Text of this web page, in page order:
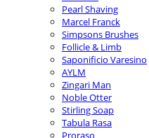
Pearl Shaving
Marcel Franck
Simpsons Brushes
Follicle & Limb
Saponificio Varesino
AYLM
Zingari Man
Noble Otter
Stirling Soap
Tabula Rasa
Proraso